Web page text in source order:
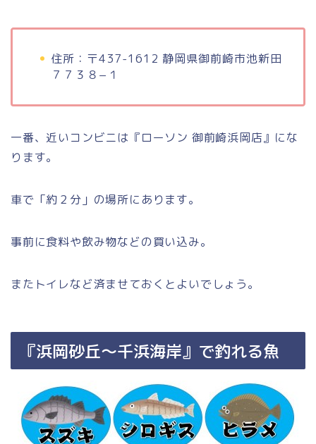
住所：〒437-1612 静岡県御前崎市池新田
７７３８−１
一番、近いコンビニは『ローソン 御前崎浜岡店』にな
ります。
車で「約２分」の場所にあります。
事前に食料や飲み物などの買い込み。
またトイレなど済ませておくとよいでしょう。
『浜岡砂丘～千浜海岸』で釣れる魚